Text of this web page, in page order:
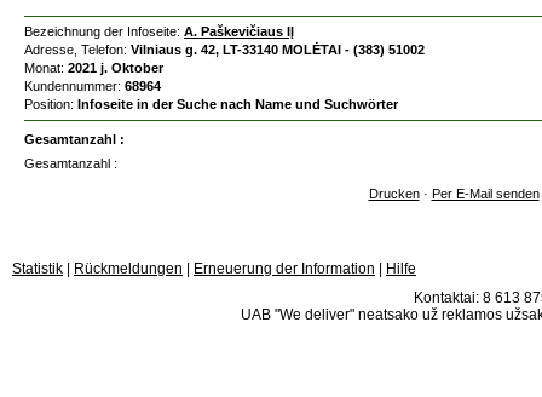
Bezeichnung der Infoseite: A. Paškevičiaus IĮ
Adresse, Telefon: Vilniaus g. 42, LT-33140 MOLĖTAI - (383) 51002
Monat: 2021 j. Oktober
Kundennummer: 68964
Position: Infoseite in der Suche nach Name und Suchwörter
Gesamtanzahl :
Gesamtanzahl :
Drucken· Per E-Mail senden
Statistik Rückmeldungen Erneuerung der Information
Hilfe
Kontaktai: 8 613
UAB "We deliver" neatsako už reklamos